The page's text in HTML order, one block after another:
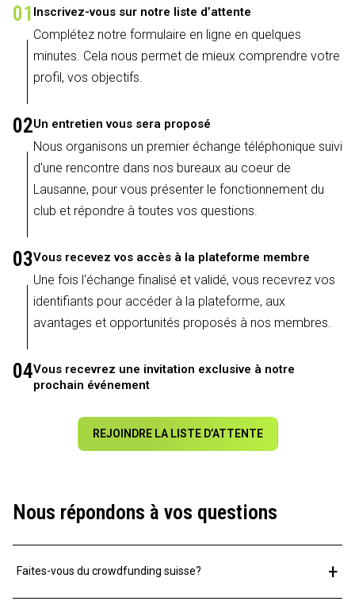
01 Inscrivez-vous sur notre liste d’attente
Complétez notre formulaire en ligne en quelques
minutes. Cela nous permet de mieux comprendre votre
profil, vos objectifs.
02Un entretien vous sera proposé
Nous organisons un premier échange téléphonique suivi
d'une rencontre dans nos bureaux au coeur de
Lausanne, pour vous présenter le fonctionnement du
club et répondre à toutes vos questions.
03Vous recevez vos accès à la plateforme membre
Une fois l'échange finalisé et validé, vous recevrez vos
identifiants pour accéder à la plateforme, aux
avantages et opportunités proposés à nos membres.
04Vous recevrez une invitation exclusive à notre
prochain événement
REJOINDRE LA LISTE D’ATTENTE
Nous répondons à vos questions
Faites-vous du crowdfunding suisse? +